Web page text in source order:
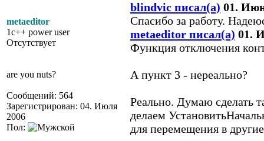
metaeditor
1c++ power user
Отсутствует
are you nuts?
Сообщений: 564
Зарегистрирован: 04. Июля
2006
Пол:
blindvic писал(а) 01.
Спасибо за работу.
metaeditor писал(а) 01.
Функция отключения
А пункт 3 - нереально?
Реально. Думаю сделать
делаем
для перемещения в